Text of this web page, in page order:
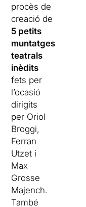
procès de
creació de
5 petits
muntatges
teatrals
inèdits
fets per
l’ocasió
dirigits
per Oriol
Broggi,
Ferran
Utzet i
Max
Grosse
Majench.
També